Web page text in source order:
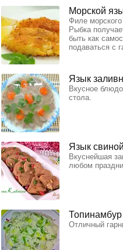
Морской
Филе
Рыбка
быть как
подаваться с
Язык
Вкусное
стола.
Язык
Вкуснейшая
любом
Топинамбур
Отличный